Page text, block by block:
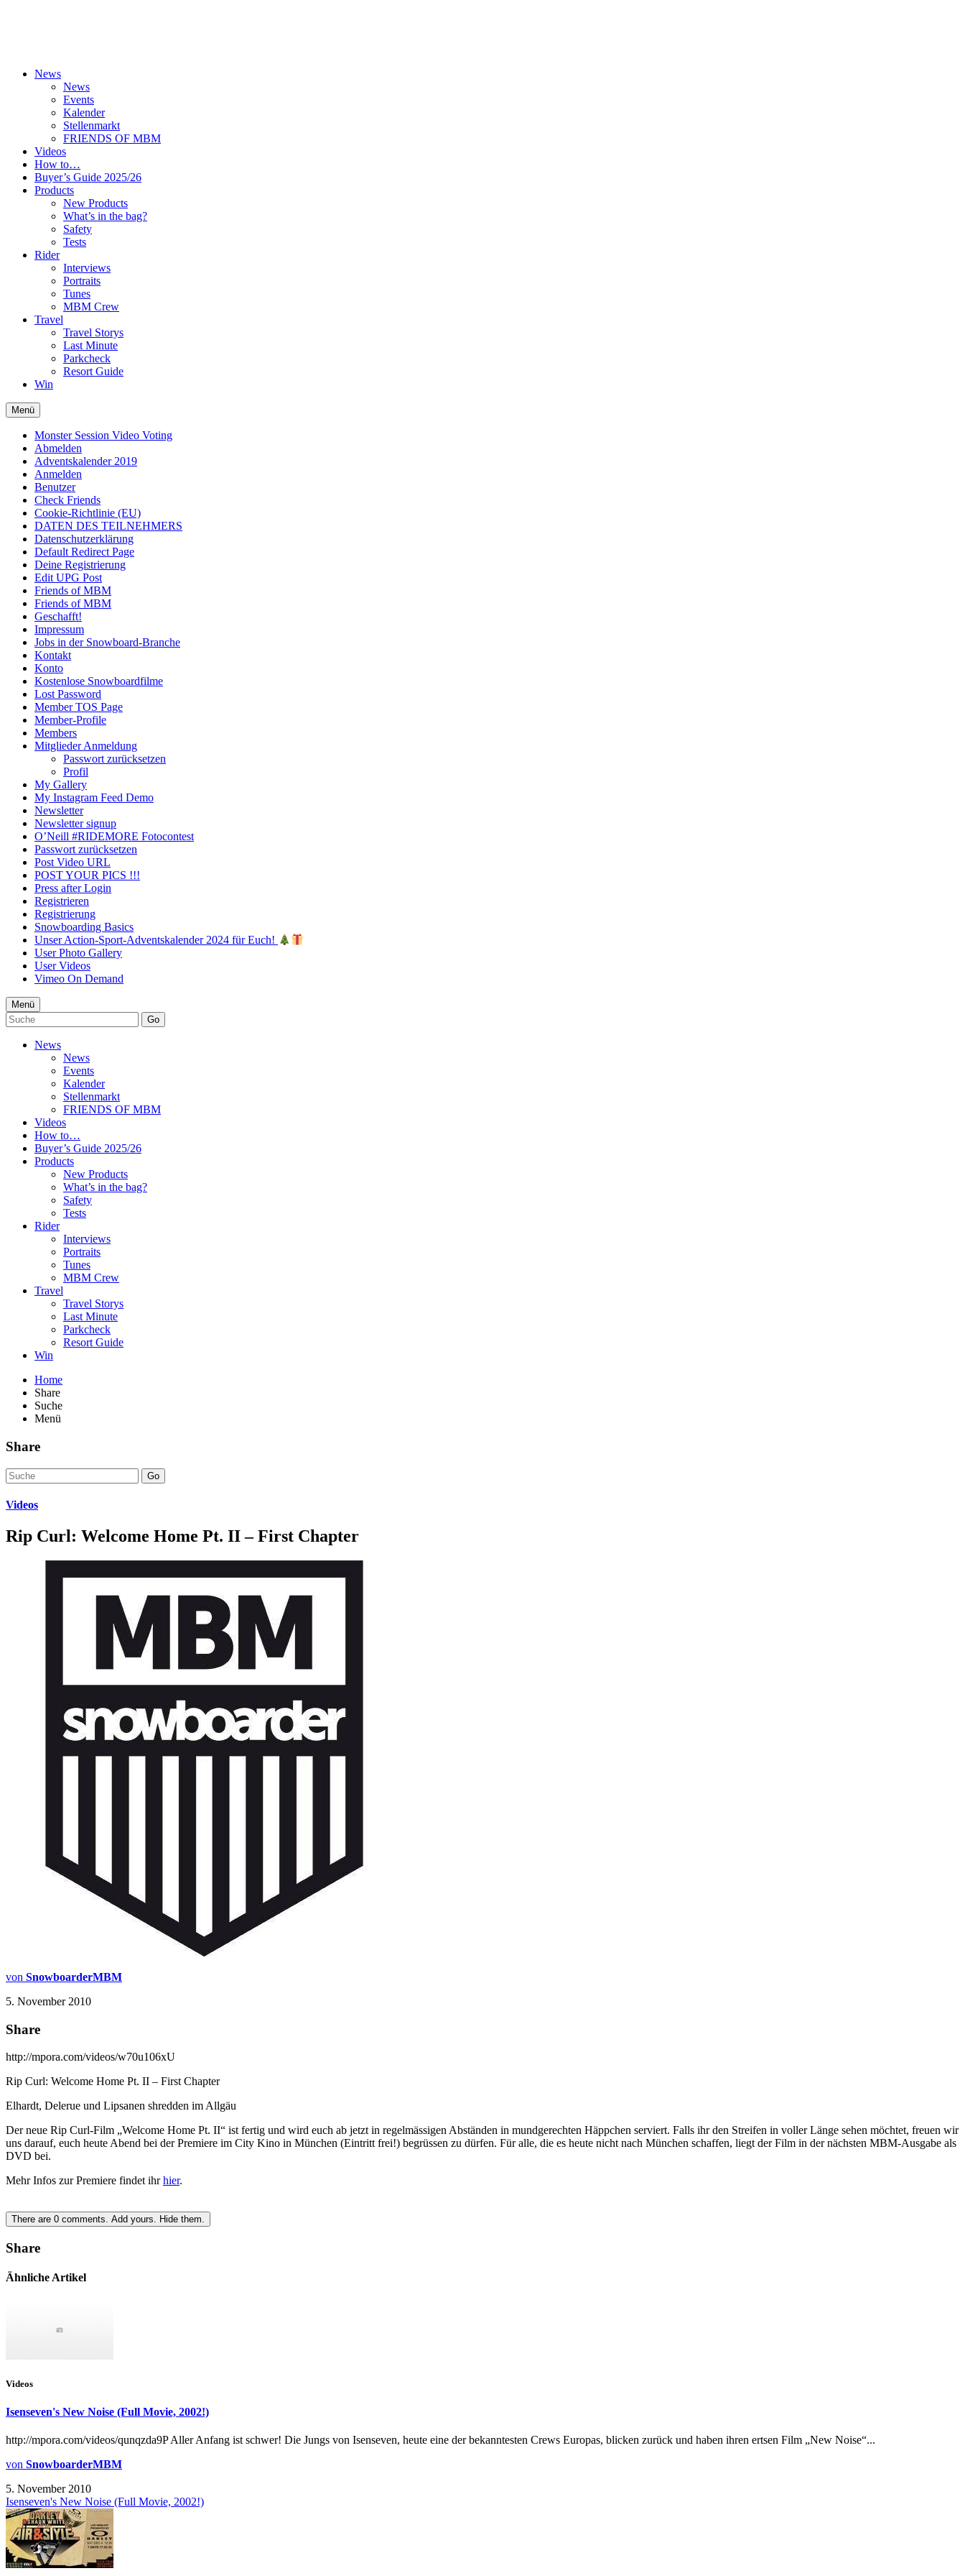
News
News
Events
Kalender
Stellenmarkt
FRIENDS OF MBM
Videos
How to…
Buyer’s Guide 2025/26
Products
New Products
What’s in the bag?
Safety
Tests
Rider
Interviews
Portraits
Tunes
MBM Crew
Travel
Travel Storys
Last Minute
Parkcheck
Resort Guide
Win
Menü
Monster Session Video Voting
Abmelden
Adventskalender 2019
Anmelden
Benutzer
Check Friends
Cookie-Richtlinie (EU)
DATEN DES TEILNEHMERS
Datenschutzerklärung
Default Redirect Page
Deine Registrierung
Edit UPG Post
Friends of MBM
Friends of MBM
Geschafft!
Impressum
Jobs in der Snowboard-Branche
Kontakt
Konto
Kostenlose Snowboardfilme
Lost Password
Member TOS Page
Member-Profile
Members
Mitglieder Anmeldung
Passwort zurücksetzen
Profil
My Gallery
My Instagram Feed Demo
Newsletter
Newsletter signup
O’Neill #RIDEMORE Fotocontest
Passwort zurücksetzen
Post Video URL
POST YOUR PICS !!!
Press after Login
Registrieren
Registrierung
Snowboarding Basics
Unser Action-Sport-Adventskalender 2024 für Euch!
User Photo Gallery
User Videos
Vimeo On Demand
Menü
Go
News
News
Events
Kalender
Stellenmarkt
FRIENDS OF MBM
Videos
How to…
Buyer’s Guide 2025/26
Products
New Products
What’s in the bag?
Safety
Tests
Rider
Interviews
Portraits
Tunes
MBM Crew
Travel
Travel Storys
Last Minute
Parkcheck
Resort Guide
Win
Home
Share
Suche
Menü
Share
Go
Videos
Rip Curl: Welcome Home Pt. II – First Chapter
von SnowboarderMBM
5. November 2010
Share
http://mpora.com/videos/w70u106xU
Rip Curl: Welcome Home Pt. II – First Chapter
Elhardt, Delerue und Lipsanen shredden im Allgäu
Der neue Rip Curl-Film „Welcome Home Pt. II“ ist fertig und wird euch ab jetzt in regelmässigen Abständen in mundgerechten Häppchen serviert. Falls ihr den Streifen in voller Länge sehen möchtet, freuen wir
uns darauf, euch heute Abend bei der Premiere im City Kino in München (Eintritt frei!) begrüssen zu dürfen. Für alle, die es heute nicht nach München schaffen, liegt der Film in der nächsten MBM-Ausgabe als
DVD bei.
Mehr Infos zur Premiere findet ihrhier.
There are 0 comments. Add yours. Hide them.
Share
Ähnliche Artikel
Videos
Isenseven's New Noise (Full Movie, 2002!)
http://mpora.com/videos/qunqzda9P Aller Anfang ist schwer! Die Jungs von Isenseven, heute eine der bekanntesten Crews Europas, blicken zurück und haben ihren ertsen Film „New Noise“...
von SnowboarderMBM
5. November 2010
Isenseven's New Noise (Full Movie, 2002!)